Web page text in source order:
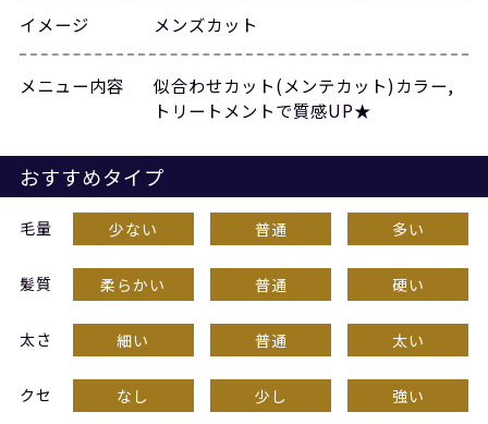
イメージ メンズカット
メニュー内容
似合わせカット(メンテカット)カラー,
トリートメントで質感UP★
おすすめタイプ
毛量 少ない 普通 多い
髪質 柔らかい 普通 硬い
太さ 細い 普通 太い
クセ なし 少し 強い